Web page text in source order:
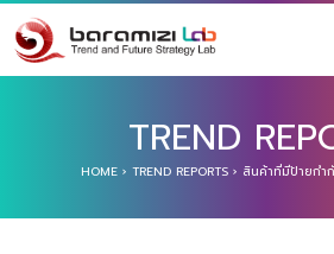
TREND
HOME › TREND REPORTS › สินค้าที่มีป้ายกำกั